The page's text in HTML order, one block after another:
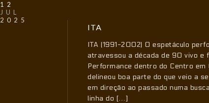
12
JUL
2025
ITA
ITA (1991-2002) O espetáculo
atravessou a década de 90 vivo e
Performance dentro do Centro
delineou boa parte do que veio a
em direção ao passado numa
linha do […]